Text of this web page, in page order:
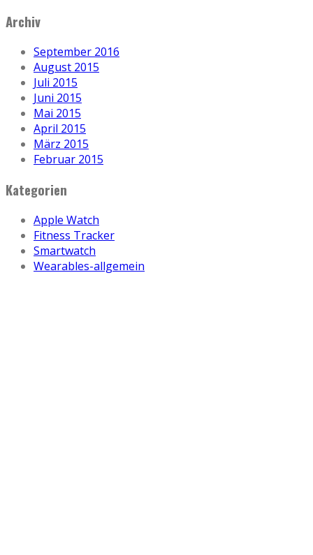
Archiv
September 2016
August 2015
Juli 2015
Juni 2015
Mai 2015
April 2015
März 2015
Februar 2015
Kategorien
Apple Watch
Fitness Tracker
Smartwatch
Wearables-allgemein